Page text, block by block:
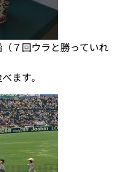
７回ウラと勝っていれ
ます。